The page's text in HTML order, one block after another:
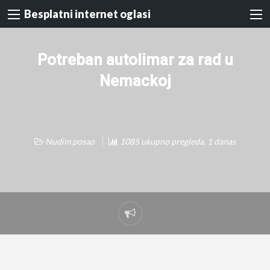
Besplatni internet oglasi
Potreban autolimar za rad u
Nemackoj
Nudim posao 1085 ukupno pregleda, 1 danas
Prijavi
problem